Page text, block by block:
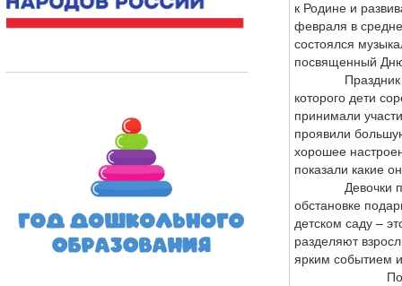
к Родине и
февраля в
состоялся
посвященный
Праздник
которого дети
принимали
проявили
хорошее
показали какие
Девочки
обстановке
детском саду –
разделяют
ярким событием